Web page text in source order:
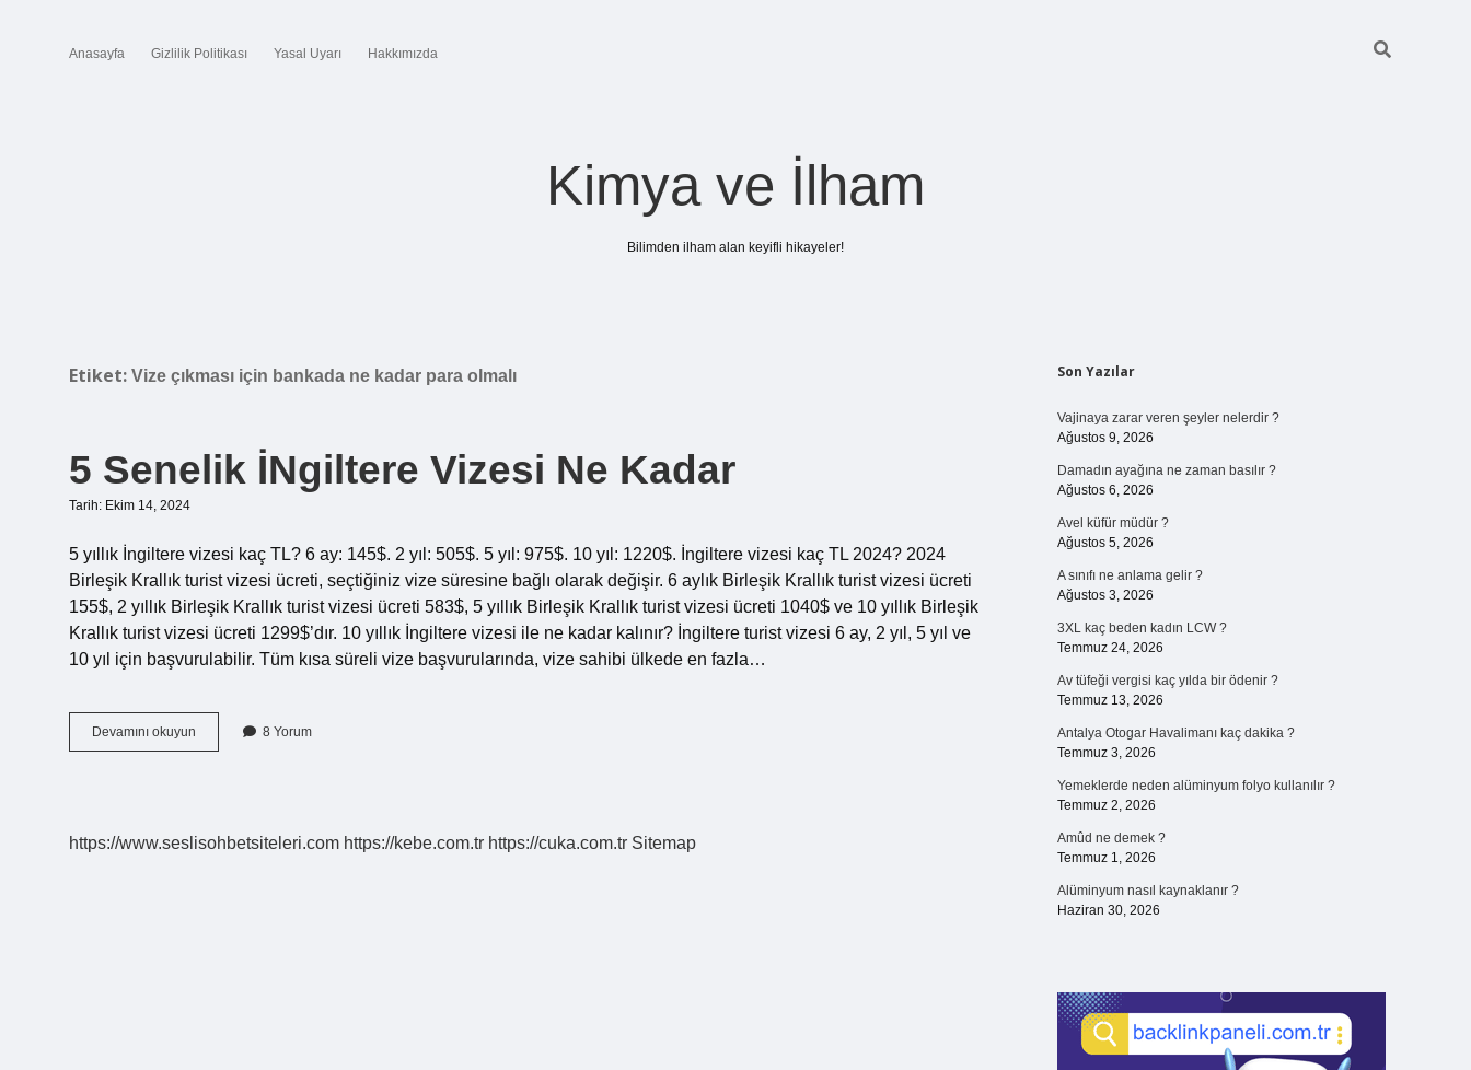
Anasayfa Gizlilik Politikası Yasal Uyarı Hakkımızda
Kimya ve İlham
Bilimden ilham alan keyifli hikayeler!
Etiket: Vize çıkması için bankada ne kadar para olmalı
5 Senelik İNgiltere Vizesi Ne Kadar
Tarih: Ekim 14, 2024
5 yıllık İngiltere vizesi kaç TL? 6 ay: 145$. 2 yıl: 505$. 5 yıl: 975$. 10 yıl: 1220$. İngiltere vizesi kaç TL 2024? 2024
Birleşik Krallık turist vizesi ücreti, seçtiğiniz vize süresine bağlı olarak değişir. 6 aylık Birleşik Krallık turist vizesi ücreti
155$, 2 yıllık Birleşik Krallık turist vizesi ücreti 583$, 5 yıllık Birleşik Krallık turist vizesi ücreti 1040$ ve 10 yıllık Birleşik
Krallık turist vizesi ücreti 1299$’dır. 10 yıllık İngiltere vizesi ile ne kadar kalınır? İngiltere turist vizesi 6 ay, 2 yıl, 5 yıl ve
10 yıl için başvurulabilir. Tüm kısa süreli vize başvurularında, vize sahibi ülkede en fazla…
Devamını okuyun
Senelik
8 Yorum
https://www.seslisohbetsiteleri.com https://kebe.com.tr https://cuka.com.tr Sitemap
Sidebar
Son Yazılar
Vajinaya zarar veren şeyler nelerdir ?
Ağustos 9, 2026
Damadın ayağına ne zaman basılır ?
Ağustos 6, 2026
Avel küfür müdür ?
Ağustos 5, 2026
A sınıfı ne anlama gelir ?
Ağustos 3, 2026
3XL kaç beden kadın LCW ?
Temmuz 24, 2026
Av tüfeği vergisi kaç yılda bir ödenir ?
Temmuz 13, 2026
Antalya Otogar Havalimanı kaç dakika ?
Temmuz 3, 2026
Yemeklerde neden alüminyum folyo kullanılır ?
Temmuz 2, 2026
Amûd ne demek ?
Temmuz 1, 2026
Alüminyum nasıl kaynaklanır ?
Haziran 30, 2026